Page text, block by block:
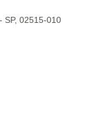
SP, 02515-010